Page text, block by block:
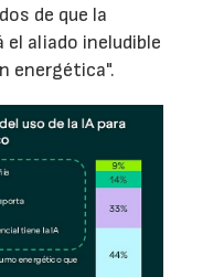
de que la
aliado ineludible
energética".